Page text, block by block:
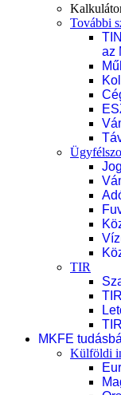
További
az
TIR
MKFE
Külföldi